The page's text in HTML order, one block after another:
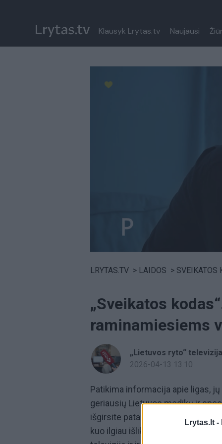
Lrytas.lt -
Klausyk Lrytas.tv Naujausi
LRYTAS.TV > LAIDOS > SVEIKATOS
„Sveikatos
raminamiesiems
„Lietuvos ryto“ televizija
2026-04-13 13:10
Patikima informacija apie ligas,
geriausių Lietuvos medikų ir
išgirsite patarimus, kaip atpažinti
kuo ilgiau išliktumėte sveiki.